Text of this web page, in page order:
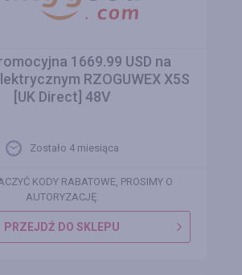
1669.99 USD na
RZOGUWEX X5S
[UK Direct] 48V
Zostało 4 miesiąca
KODY RABATOWE, PROSIMY O
AUTORYZACJĘ.
PRZEJDŹ DO SKLEPU